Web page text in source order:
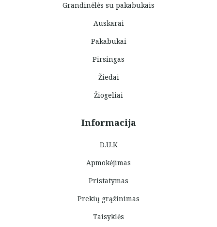
Grandinėlės su pakabukais
Auskarai
Pakabukai
Pirsingas
Žiedai
Žiogeliai
Informacija
D.U.K
Apmokėjimas
Pristatymas
Prekių grąžinimas
Taisyklės